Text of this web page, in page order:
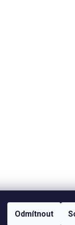
Odmítnout